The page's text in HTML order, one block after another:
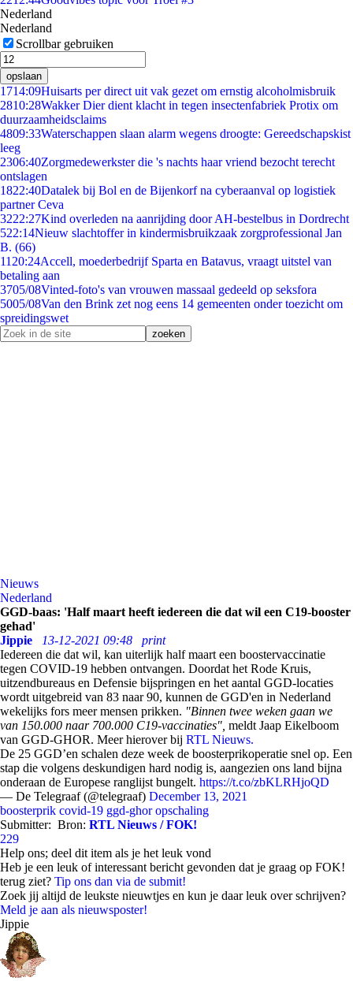
Nederland
Nederland
Scrollbar gebruiken
opslaan
1714:09Huisarts per direct uit vak gezet om ernstig alcoholmisbruik
2810:28Wakker Dier dient klacht in tegen insectenfabriek Protix om
duurzaamheidsclaims
4809:33Waterschappen slaan alarm wegens droogte: Gereedschapskist
leeg
2306:40Zorgmedewerkster die 's nachts haar vriend bezocht terecht
ontslagen
1822:40Datalek bij Bol en de Bijenkorf na cyberaanval op logistiek
partner Ceva
3222:27Kind overleden na aanrijding door AH-bestelbus in Dordrecht
522:14Nieuw slachtoffer in kindermisbruikzaak zorgprofessional Jan
B. (66)
11 20:24Accell, moederbedrijf Sparta en Batavus, vraagt uitstel van
betaling aan
3705/08Vinted-foto's van vrouwen massaal gedeeld op seksfora
5005/08Van den Brink zet nog eens 14 gemeenten onder toezicht om
spreidingswet
Nieuws
Nederland
GGD-baas: 'Half maart heeft iedereen die dat wil een C19-booster
gehad'
Jippie
13-12-2021 09:48
print
Iedereen die dat wil, kan uiterlijk half maart een boostervaccinatie
tegen COVID-19 hebben ontvangen. Doordat het Rode Kruis,
uitzendbureaus en Defensie bijspringen en het aantal GGD-locaties
wordt uitgebreid van 83 naar 90, kunnen de GGD'en in Nederland
wekelijks fors meer mensen prikken. "Binnen twee weken gaan we
van 150.000 naar 700.000 C19-vaccinaties", meldt Jaap Eikelboom
van GGD-GHOR. Meer hierover bij RTL Nieuws.
De 25 GGD’en schalen deze week de boosterprikoperatie snel op. Een
stap die volgens deskundigen hard nodig is, aangezien ons land bijna
onderaan de Europese ranglijst bungelt. https://t.co/zbKLRHjoQD
— De Telegraaf (@telegraaf) December 13, 2021
boosterprik covid-19 ggd-ghor opschaling
Submitter: Bron: RTL Nieuws / FOK!
229
Help ons; deel dit item als je het leuk vond
Heb je een leuk of interessant bericht gevonden dat je graag op FOK!
terug ziet? Tip ons dan via de submit!
Zoek jij altijd de leukste nieuwtjes en kun je daar leuk over schrijven?
Meld je aan als nieuwsposter!
Jippie